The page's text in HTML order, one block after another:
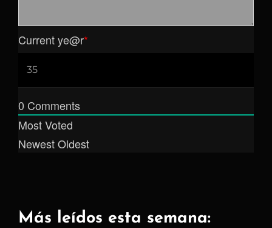
Current ye@r*
0 Comments
Most Voted
NewestOldest
Más leídos esta semana: